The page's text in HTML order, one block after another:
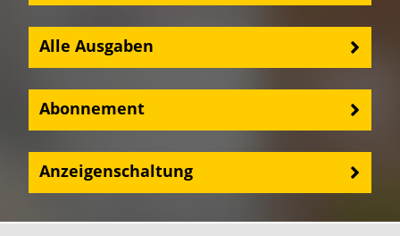
Alle Ausgaben
Abonnement
Anzeigenschaltung